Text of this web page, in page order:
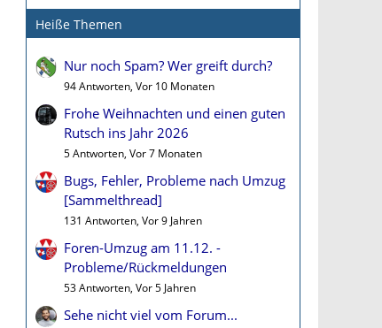
Heiße Themen
Nur noch Spam? Wer greift durch?
94 Antworten, Vor 10 Monaten
Frohe Weihnachten und einen guten
Rutsch ins Jahr 2026
5 Antworten, Vor 7 Monaten
Bugs, Fehler, Probleme nach Umzug
[Sammelthread]
131 Antworten, Vor 9 Jahren
Foren-Umzug am 11.12. -
Probleme/Rückmeldungen
53 Antworten, Vor 5 Jahren
Sehe nicht viel vom Forum...